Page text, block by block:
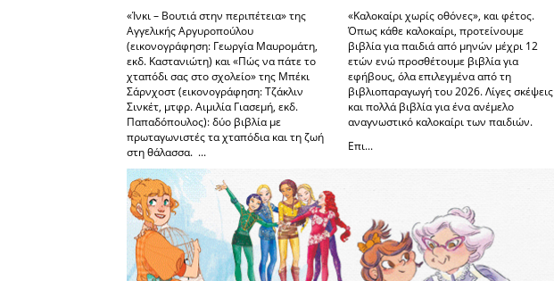
«Ίνκι – Βουτιά στην περιπέτεια» της
Αγγελικής Αργυροπούλου
(εικονογράφηση: Γεωργία Μαυρομάτη,
εκδ. Καστανιώτη) και «Πώς να πάτε το
χταπόδι σας στο σχολείο» της Μπέκι
Σάρνχοστ (εικονογράφηση: Τζάκλιν
Σινκέτ, μτφρ. Αιμιλία Γιασεμή, εκδ.
Παπαδόπουλος): δύο βιβλία με
πρωταγωνιστές τα χταπόδια και τη ζωή
στη θάλασσα. ...
«Καλοκαίρι χωρίς οθόνες», και φέτος.
Όπως κάθε καλοκαίρι, προτείνουμε
βιβλία για παιδιά από μηνών μέχρι 12
ετών ενώ προσθέτουμε βιβλία για
εφήβους, όλα επιλεγμένα από τη
βιβλιοπαραγωγή του 2026. Λίγες σκέψεις
και πολλά βιβλία για ένα ανέμελο
αναγνωστικό καλοκαίρι των παιδιών.
Επι...